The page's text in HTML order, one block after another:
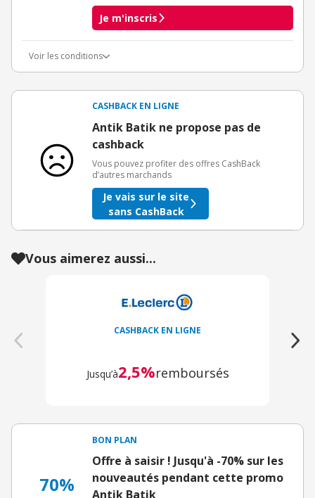
Je m'inscris
Voir les conditions
3€ de bienvenue crédités immédiatement + 1€ supplémentaire
Offre réservée à une toute première inscription chez eBuyClub.
CASHBACK EN LIGNE
Antik Batik ne propose pas de
cashback
Vous pouvez profiter des offres CashBack
d’autres marchands
Je vais sur le site
sans CashBack
Vous aimerez aussi...
CASHBACK EN LIGNE
Jusqu’à2,5%remboursés
70%
BON PLAN
Offre à saisir ! Jusqu'à -70% sur les
nouveautés pendant cette promo
Antik Batik